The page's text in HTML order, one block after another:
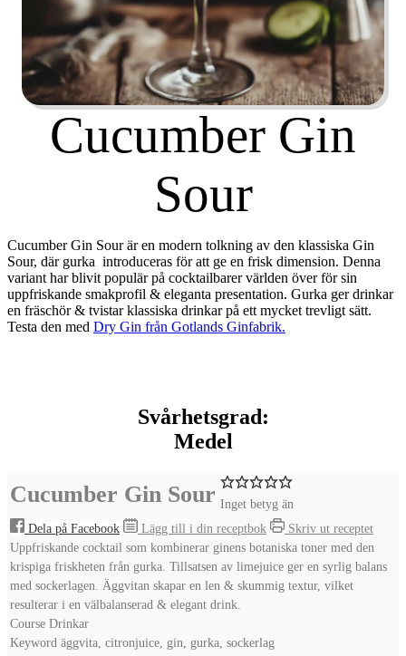
Cucumber Gin
Sour
Cucumber Gin Sour är en modern tolkning av den klassiska Gin
Sour, där gurka introduceras för att ge en frisk dimension. Denna
variant har blivit populär på cocktailbarer världen över för sin
uppfriskande smakprofil & eleganta presentation. Gurka ger drinkar
en fräschör & tvistar klassiska drinkar på ett mycket trevligt sätt.
Testa den med Dry Gin från Gotlands Ginfabrik.
Svårhetsgrad:
Medel
Cucumber Gin Sour Inget betyg än
Dela på Facebook
Lägg till i din receptbok
Skriv ut receptet
Uppfriskande cocktail som kombinerar ginens botaniska toner med den
krispiga friskheten från gurka. Tillsatsen av limejuice ger en syrlig balans
med sockerlagen. Äggvitan skapar en len & skummig textur, vilket
resulterar i en välbalanserad & elegant drink.
Course Drinkar
Keyword äggvita, citronjuice, gin, gurka, sockerlag